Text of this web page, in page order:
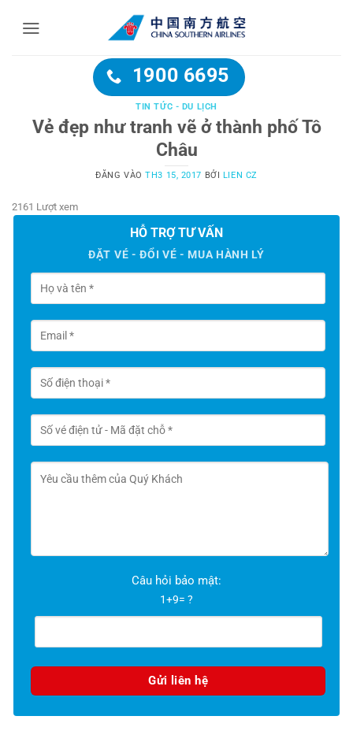
1900 6695
TIN TỨC - DU LỊCH
Vẻ đẹp như tranh vẽ ở thành phố Tô
Châu
ĐĂNG VÀOTH3 15, 2017 BỞI LIEN CZ
2161 Lượt xem
HỖ TRỢ TƯ VẤN
ĐẶT VÉ - ĐỔI VÉ - MUA HÀNH LÝ
Câu hỏi bảo mật:
1+9= ?